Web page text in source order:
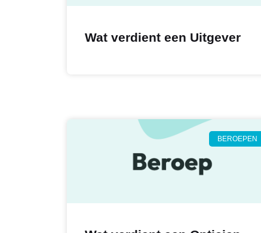
Wat verdient een Uitgever
BEROEPEN